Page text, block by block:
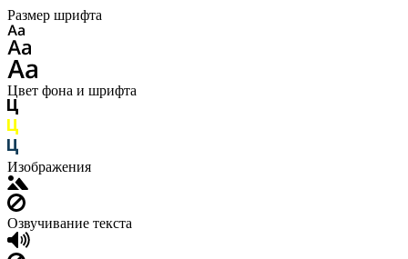
Размер шрифта
Цвет фона и шрифта
Изображения
Озвучивание текста